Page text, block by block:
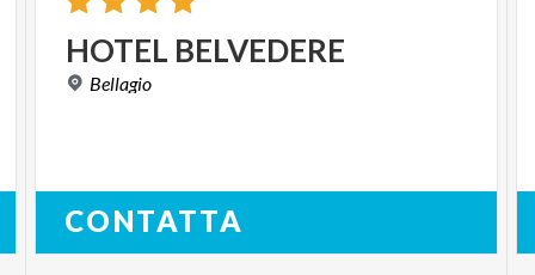
HOTEL BELVEDERE
Bellagio
CONTATTA